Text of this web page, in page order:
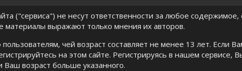
("сервиса") не несут ответственности за любое
материалы выражают только мнения их авторов.
чей возраст составляет не менее 13 лет. Если
на этом сайте. Регистрируясь в нашем сервисе,
Ваш возраст больше указанного.